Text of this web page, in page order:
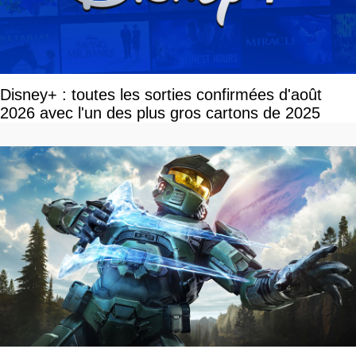
Disney+ : toutes les sorties confirmées d'août
2026 avec l'un des plus gros cartons de 2025